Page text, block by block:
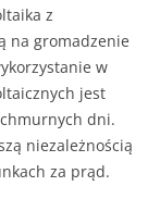
z
na gromadzenie
w
jest
dni.
niezależnością
za prąd.